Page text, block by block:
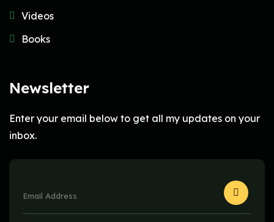
Videos
Books
Newsletter
Enter your email below to get all my updates on your
inbox.